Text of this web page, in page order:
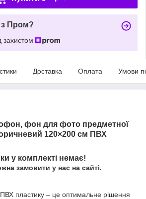
з Пром?
захистом
Доставка Оплата Умови
фон для фото предметної
120×200 см ПВХ
у комплекті немає!
замовити у нас на сайті.
пластику – це оптимальне рішення